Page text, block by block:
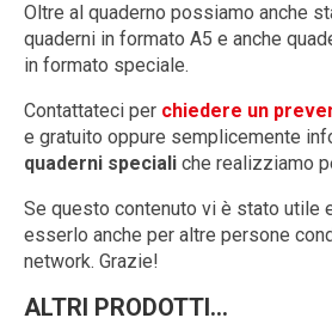
Oltre al quaderno possiamo anche
quaderni in formato A5 e anche
in formato speciale.
Contattateci per chiedere un
e gratuito oppure semplicemente
quaderni speciali che realizziamo
Se questo contenuto vi è stato utile
esserlo anche per altre persone
network. Grazie!
ALTRI PRODOTTI...